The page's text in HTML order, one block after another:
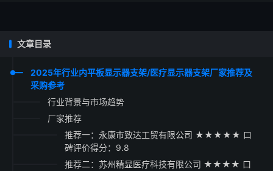
文章目录
2025年行业内平板显示器支架/医疗显示器支架厂家推荐及
采购参考
行业背景与市场趋势
厂家推荐
推荐一：永康市致达工贸有限公司 ★★★★★ 口
碑评价得分：9.8
推荐二：苏州精显医疗科技有限公司 ★★★★ 口